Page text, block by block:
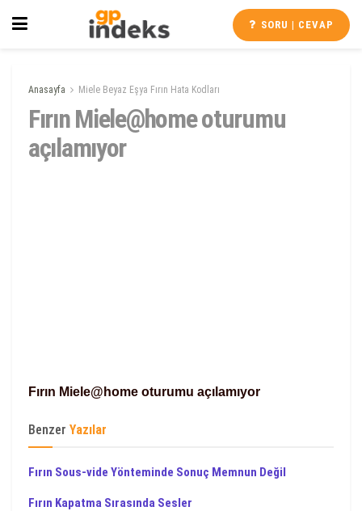
SORU | CEVAP
Anasayfa Miele Beyaz Eşya Fırın Hata Kodları
Fırın Miele@home oturumu
açılamıyor
Fırın Miele@home oturumu açılamıyor
Benzer Yazılar
Fırın Sous-vide Yönteminde Sonuç Memnun Değil
Fırın Kapatma Sırasında Sesler